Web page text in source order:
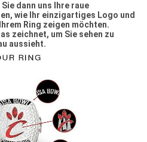
dann uns Ihre raue
wie Ihr einzigartiges Logo und
Ring zeigen möchten.
zeichnet, um Sie sehen zu
aussieht.